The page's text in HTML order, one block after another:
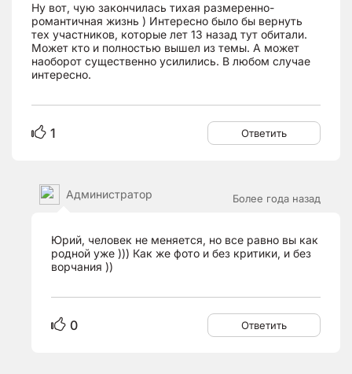
Ну вот, чую закончилась тихая размеренно-
романтичная жизнь ) Интересно было бы вернуть
тех участников, которые лет 13 назад тут обитали.
Может кто и полностью вышел из темы. А может
наоборот существенно усилились. В любом случае
интересно.
1 Ответить
Более года назад
Aдминистратор
Юрий, человек не меняется, но все равно вы как
родной уже ))) Как же фото и без критики, и без
ворчания ))
0 Ответить